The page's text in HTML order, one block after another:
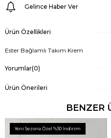
Gelince Haber Ver
Ürün Özellikleri
Ester Bağlamlı Takım Krem
Yorumlar(0)
Ürün Önerileri
BENZER
Yeni Sezona Özel %30 İndirim